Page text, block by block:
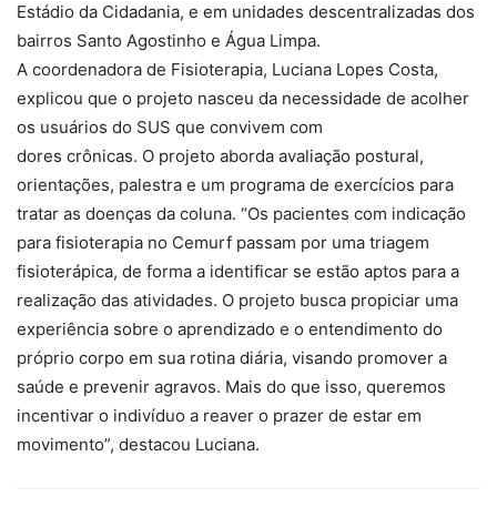
Estádio da Cidadania, e em unidades descentralizadas dos
bairros Santo Agostinho e Água Limpa.
A coordenadora de Fisioterapia, Luciana Lopes Costa,
explicou que o projeto nasceu da necessidade de acolher
os usuários do SUS que convivem com
dores crônicas. O projeto aborda avaliação postural,
orientações, palestra e um programa de exercícios para
tratar as doenças da coluna. “Os pacientes com indicação
para fisioterapia no Cemurf passam por uma triagem
fisioterápica, de forma a identificar se estão aptos para a
realização das atividades. O projeto busca propiciar uma
experiência sobre o aprendizado e o entendimento do
próprio corpo em sua rotina diária, visando promover a
saúde e prevenir agravos. Mais do que isso, queremos
incentivar o indivíduo a reaver o prazer de estar em
movimento”, destacou Luciana.